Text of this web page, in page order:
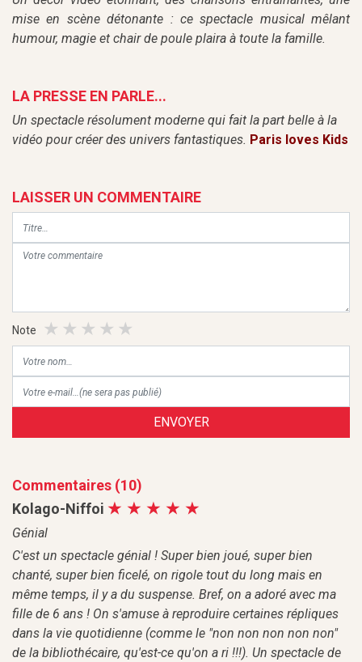
mise en scène détonante : ce spectacle musical mêlant
humour, magie et chair de poule plaira à toute la famille.
LA PRESSE EN PARLE...
Un spectacle résolument moderne qui fait la part belle à la
vidéo pour créer des univers fantastiques. Paris loves Kids
LAISSER UN COMMENTAIRE
Note
ENVOYER
Commentaires (10)
Kolago-Niffoi
Génial
C'est un spectacle génial ! Super bien joué, super bien
chanté, super bien ficelé, on rigole tout du long mais en
même temps, il y a du suspense. Bref, on a adoré avec ma
fille de 6 ans ! On s'amuse à reproduire certaines répliques
dans la vie quotidienne (comme le "non non non non non"
de la bibliothécaire, qu'est-ce qu'on a ri !!!). Un spectacle de